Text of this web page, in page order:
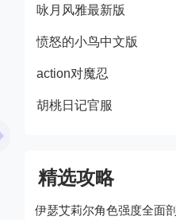
咏月风雅最新版
愤怒的小鸟中文版
action对魔忍
胡桃日记官服
精选攻略
伊瑟艾莉尔角色强度全面剖